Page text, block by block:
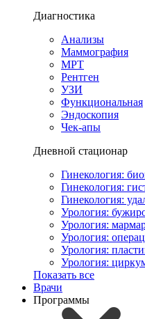
Диагностика
Анализы
Маммография
МРТ
Рентген
УЗИ
Функциональная
Эндоскопия
Чек-апы
Дневной стационар
Гинекология:
Гинекология:
Гинекология:
Урология:
Урология:
Урология:
Урология:
Урология:
Показать все
Врачи
Программы